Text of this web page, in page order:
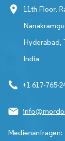
11th Floor,
Hyderabad,
India
+1 617-765-
Medienanfragen: